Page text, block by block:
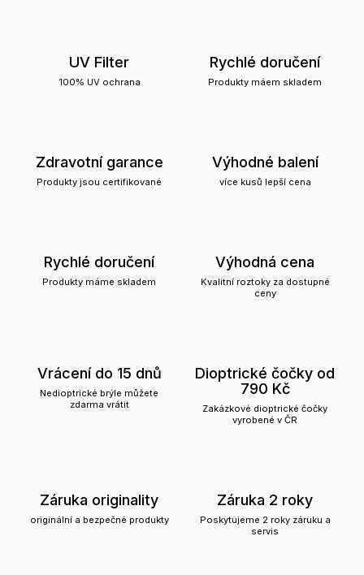
UV Filter
100% UV ochrana
Rychlé doručení
Produkty máem skladem
Zdravotní garance
Produkty jsou certifikované
Výhodné balení
více kusů lepší cena
Rychlé doručení
Produkty máme skladem
Výhodná cena
Kvalitní roztoky za dostupné
ceny
Vrácení do 15 dnů
Nedioptrické brýle můžete
zdarma vrátit
Dioptrické čočky od
790 Kč
Zakázkové dioptrické čočky
vyrobené v ČR
Záruka originality
originální a bezpečné produkty
Záruka 2 roky
Poskytujeme 2 roky záruku a
servis